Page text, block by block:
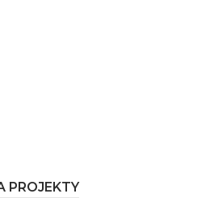
PROJEKTY